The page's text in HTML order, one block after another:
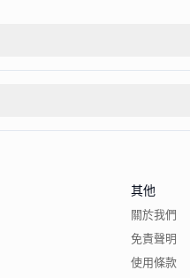
其他
關於我們
免責聲明
使用條款